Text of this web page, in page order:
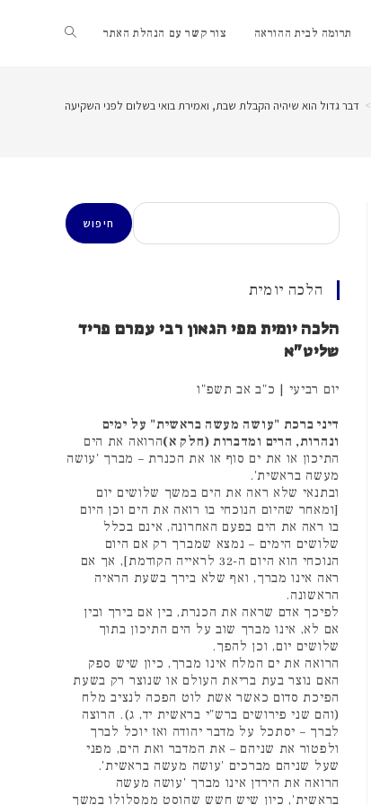
תרומה לבית ההוראה צור קשר עם הנהלת האתר Toggle
website > דבר גדול הוא שיהיה הקבלת שבת, ואמירת בואי בשלום לפני השקיעה
חיפוש
חיפוש
הלכה יומית
הלכה יומית מפי הגאון רבי עמרם פריד
שליט"א
יום רביעי | כ"ב אב תשפ"ו
דיני ברכת "עושה מעשה בראשית" על ימים
ונהרות, הרים ומדברות (חלק א)הרואה את הים
התיכון או את ים סוף או את הכנרת – מברך 'עושה
מעשה בראשית'.
ובתנאי שלא ראה את הים במשך שלושים יום
[ומאחר שהיום הנוכחי בו רואה את הים וכן היום
בו ראה את הים בפעם האחרונה, אינם בכלל
שלושים הימים – נמצא שמברך רק אם היום
הנוכחי הוא היום ה-32 לראייה הקודמת], אך אם
ראה אינו מברך, ואף שלא בירך בשעת הראיה
הראשונה.
לפיכך אדם שראה את הכנרת, בין אם בירך ובין
אם לא, אינו מברך שוב על הים התיכון בתוך
שלושים יום, וכן להפך.
הרואה את ים המלח אינו מברך, כיון שיש ספק
האם נוצר בעת בריאת העולם או שנוצר רק בשעת
הפיכת סדום כאשר אשת לוט הפכה לנציב מלח
(והם שני פירושים ברש"י בראשית יד, ג). הרוצה
לברך – יסתכל על מדבר יהודה ואז יוכל לברך
ולפטור את שניהם – את המדבר ואת הים, מפני
שעל שניהם מברכים 'עושה מעשה בראשית'.
הרואה את הירדן אינו מברך 'עושה מעשה
בראשית', כיון שיש חשש שהוסט ממסלולו במשך